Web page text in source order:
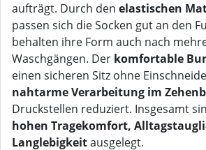
aufträgt. Durch den elastischen
passen sich die Socken gut an den
behalten ihre Form auch nach
Waschgängen. Der komfortable
einen sicheren Sitz ohne
nahtarme Verarbeitung im
Druckstellen reduziert. Insgesamt
hohen Tragekomfort,
Langlebigkeitausgelegt.